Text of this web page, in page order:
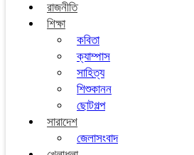
রাজনীতি
শিক্ষা
কবিতা
ক্যাম্পাস
সাহিত্য
শিশুকানন
ছোটগল্প
সারাদেশ
জেলাসংবাদ